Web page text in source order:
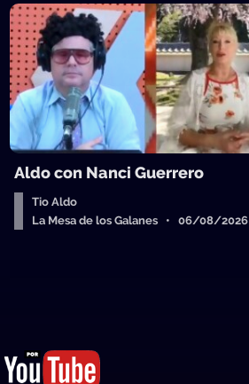
Aldo con Nanci Guerrero
Tio Aldo
La Mesa de los Galanes • 06/08/2026